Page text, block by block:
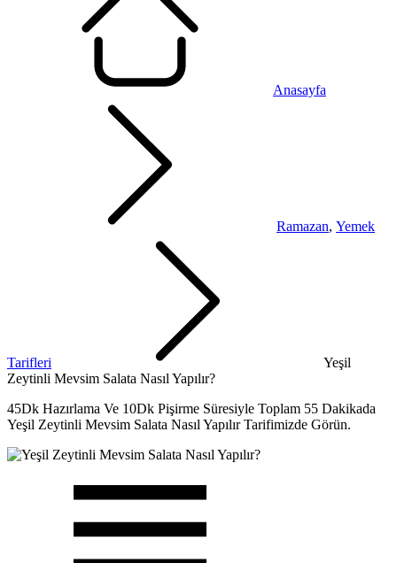
Anasayfa
Ramazan, Yemek
Tarifleri
Yeşil
Zeytinli Mevsim Salata Nasıl Yapılır?
45Dk Hazırlama Ve 10Dk Pişirme Süresiyle Toplam 55 Dakikada
Yeşil Zeytinli Mevsim Salata Nasıl Yapılır Tarifimizde Görün.